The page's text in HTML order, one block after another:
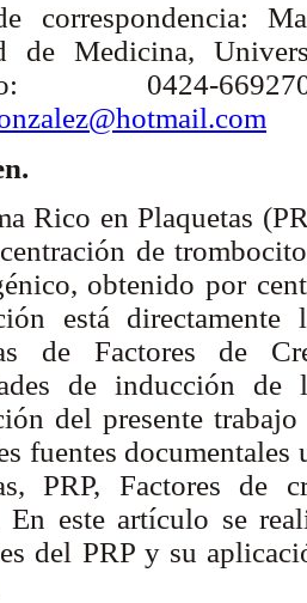
correspondencia:
de Medicina,
0424-
Rico en Plaquetas
de
obtenido por
está
de Factores de
de inducción
del presente
fuentes
PRP, Factores de
En este artículo se
del PRP y su